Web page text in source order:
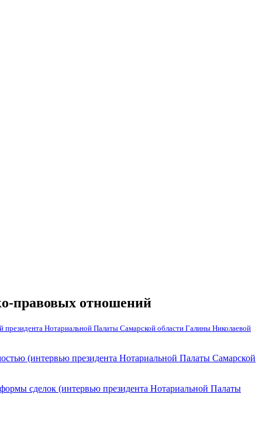
правовых отношений
президента Нотариальной Палаты Самарской области Галины Николаевой
(интервью президента Нотариальной Палаты Самарской
сделок (интервью президента Нотариальной Палаты